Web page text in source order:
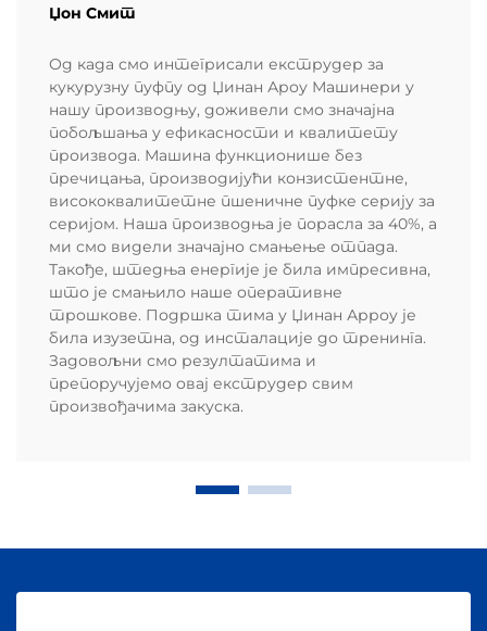
Џон Смит
Од када смо интегрисали екструдер за
кукурузну пуфпу од Џинан Ароу Машинери у
нашу производњу, доживели смо значајна
побољшања у ефикасности и квалитету
производа. Машина функционише без
пречицања, производијући конзистентне,
висококвалитетне пшеничне пуфке серију за
серијом. Наша производња је порасла за 40%, а
ми смо видели значајно смањење отпада.
Такође, штедња енергије је била импресивна,
што је смањило наше оперативне
трошкове. Подршка тима у Џинан Арроу је
била изузетна, од инсталације до тренинга.
Задовољни смо резултатима и
препоручујемо овај екструдер свим
произвођачима закуска.